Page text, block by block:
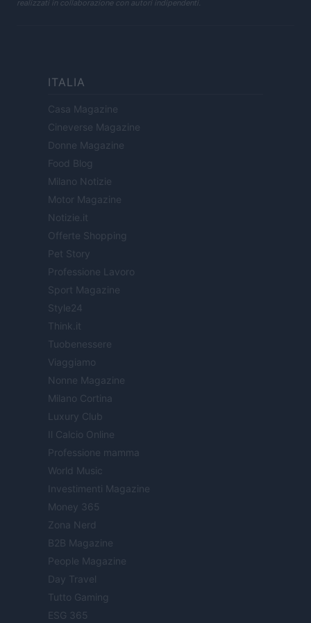
realizzati in collaborazione con autori indipendenti.
ITALIA
Casa Magazine
Cineverse Magazine
Donne Magazine
Food Blog
Milano Notizie
Motor Magazine
Notizie.it
Offerte Shopping
Pet Story
Professione Lavoro
Sport Magazine
Style24
Think.it
Tuobenessere
Viaggiamo
Nonne Magazine
Milano Cortina
Luxury Club
Il Calcio Online
Professione mamma
World Music
Investimenti Magazine
Money 365
Zona Nerd
B2B Magazine
People Magazine
Day Travel
Tutto Gaming
ESG 365